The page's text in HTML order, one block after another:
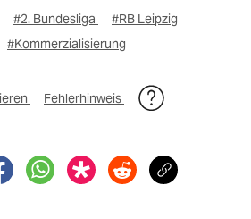
#2. Bundesliga
#RB Leipzig
#Kommerzialisierung
Fehlerhinweis